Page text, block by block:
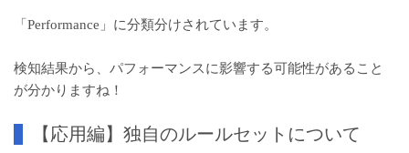
「Performance」に分類分けされています。
検知結果から、パフォーマンスに影響する可能性があること
が分かりますね！
【応用編】独自のルールセットについて